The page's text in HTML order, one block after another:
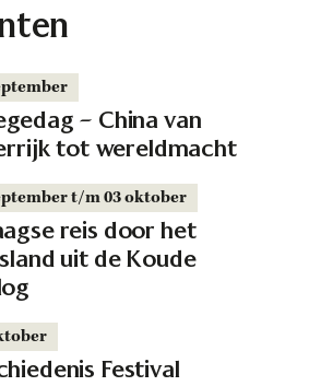
– China van
tot wereldmacht
t/m 03 oktober
reis door het
uit de Koude
Festival